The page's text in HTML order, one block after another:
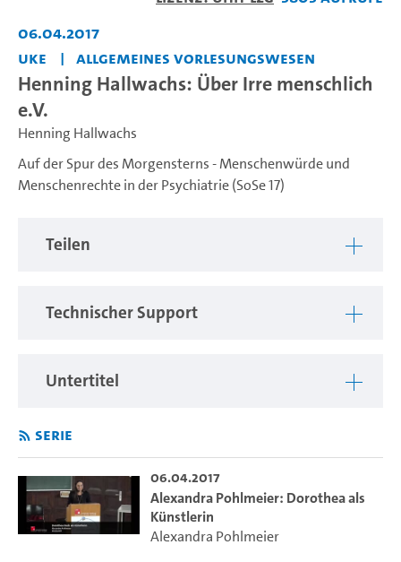
06.04.2017
UKE
Allgemeines Vorlesungswesen
Henning Hallwachs: Über Irre menschlich
e.V.
Henning Hallwachs
Auf der Spur des Morgensterns - Menschenwürde und
Menschenrechte in der Psychiatrie (SoSe 17)
Teilen
Technischer Support
Untertitel
Serie
06.04.2017
Alexandra Pohlmeier: Dorothea als
Künstlerin
Alexandra Pohlmeier